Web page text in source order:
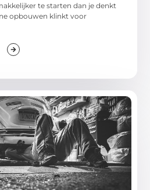
te starten dan je denkt
opbouwen klinkt voor